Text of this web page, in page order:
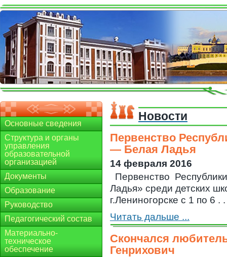
Основные сведения
Структура и органы
управления
образовательной
организацией
Документы
Образование
Руководство
Педагогический состав
Материально-
техническое
обеспечение
Новости
Первенство
— Белая Ладья
14 февраля 2016
Первенство
Ладья» среди детских
г.Лениногорске с 1 по 6 .
Читать дальше ...
Cкончался
Генрихович